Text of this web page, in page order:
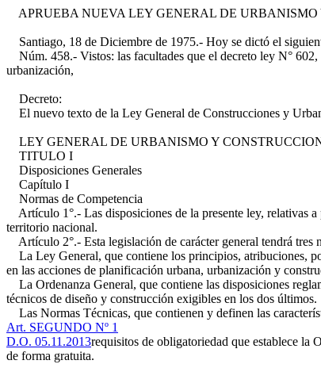
APRUEBA NUEVA LEY GENERAL DE URBANISMO
Santiago, 18 de Diciembre de 1975.- Hoy se dictó el
Núm. 458.- Vistos: las facultades que el decreto ley N°
urbanización,
Decreto:
El nuevo texto de la Ley General de Construcciones y
LEY GENERAL DE URBANISMO Y
TITULO I
Disposiciones Generales
Capítulo I
Normas de Competencia
Artículo 1°.- Las disposiciones de la presente ley, relativas
territorio nacional.
Artículo 2°.- Esta legislación de carácter general tendrá tres
La Ley General, que contiene los principios, atribuciones,
en las acciones de planificación urbana, urbanización y
La Ordenanza General, que contiene las disposiciones
técnicos de diseño y construcción exigibles en los dos últimos.
Las Normas Técnicas, que contienen y definen las
Art. SEGUNDO Nº 1
D.O. 05.11.2013requisitos de obligatoriedad que establece la
de forma gratuita.